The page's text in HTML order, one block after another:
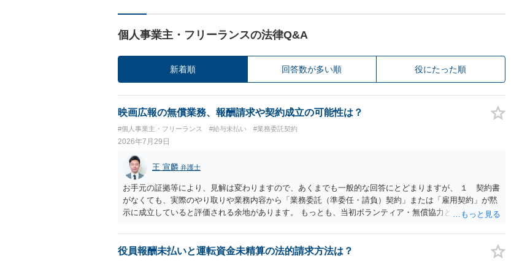
個人事業主・フリーランスの法律Q&A
新着順 回答数が多い順 役にたった順
映画広報の無償業務、報酬請求や契約成立の可能性は？
#個人事業主・フリーランス #給与未払い #業務委託契約
2026年7月29日
王 宣麟 弁護士
お手元の証拠等により、見解は変わりますので、あくまでも一般的な回答にとどまりますが、 １ 契約書
がなくても、実際のやり取りや業務内容から「業務委託（準委任・請負）契約」または「雇用契約」が黙
示に成立していると評価される余地があります。 もっとも、当初ボランティア・無償協力という色彩が強
記を前提に、これまでの業務についても、有償の業務委託契約や雇用契約が成立していた前提で給与を請
求するルートなどが理論上考えられます。 もっとも、裁判等で必ず認められるわけではなく、当事者の認
役員報酬未払いと運転資金未精算の法的請求方法は？